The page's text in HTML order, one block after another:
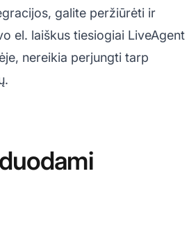
galite peržiūrėti ir
el. laiškus tiesiogiai LiveAgent
nereikia perjungti tarp